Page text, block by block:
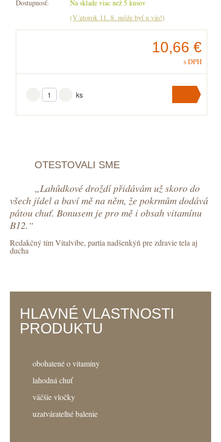
Dostupnosť:
Na sklade viac než 5 kusov
(V utorok 11. 8. môže byť u vás!)
10,66 €
s DPH
ks Vložiť
OTESTOVALI SME
„Lahůdkové droždí přidávám už skoro do
všech jídel a baví mě na něm, že pokrmům dodává
pátou chuť. Bonusem je pro mě i obsah vitamínu
B12.“
Redakčný tím Vitalvibe, partia nadšenkýň pre zdravie tela aj
ducha
HLAVNÉ VLASTNOSTI
PRODUKTU
obohatené o vitamíny
lahodná chuť
väčšie vločky
uzatvárateľné balenie